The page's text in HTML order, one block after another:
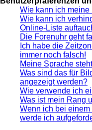
Wie kann ich
Wie kann ich
Online-Liste
Die Forenuhr geht
Ich habe die
immer noch falsch!
Meine Sprache
Was sind das für
angezeigt werden?
Wie verwende ich
Was ist mein Rang
Wenn ich bei
werde ich